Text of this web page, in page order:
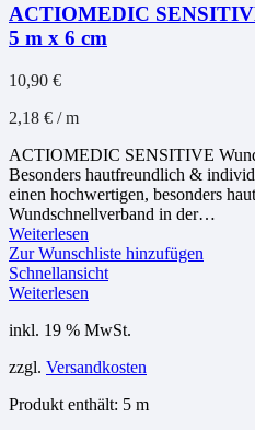
ACTIOMEDIC
5 m x 6 cm
10,90 €
2,18 € /m
ACTIOMEDIC SENSITIVE
Besonders hautfreundlich &
einen hochwertigen, besonders
Wundschnellverband in der…
Weiterlesen
Zur Wunschliste hinzufügen
Schnellansicht
Weiterlesen
inkl. 19 % MwSt.
zzgl. Versandkosten
Produkt enthält: 5 m